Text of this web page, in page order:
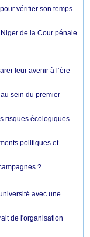
vérifier son temps
de la Cour pénale
leur avenir à l’ère
sein du premier
risques écologiques.
politiques et
?
avec une
de l'organisation